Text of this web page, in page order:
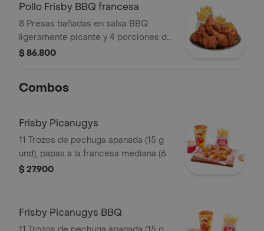
Pollo Frisby BBQ francesa
8 Presas bañadas en salsa BBQ
ligeramente picante y 4 porciones de
papas a la francesa mediana (60 g
$ 86.800
Combos
Frisby Picanugys
11 Trozos de pechuga apanada (15 g
und), papas a la francesa mediana (60
g), ensalada de repollo personal (145
$ 27.900
Frisby Picanugys BBQ